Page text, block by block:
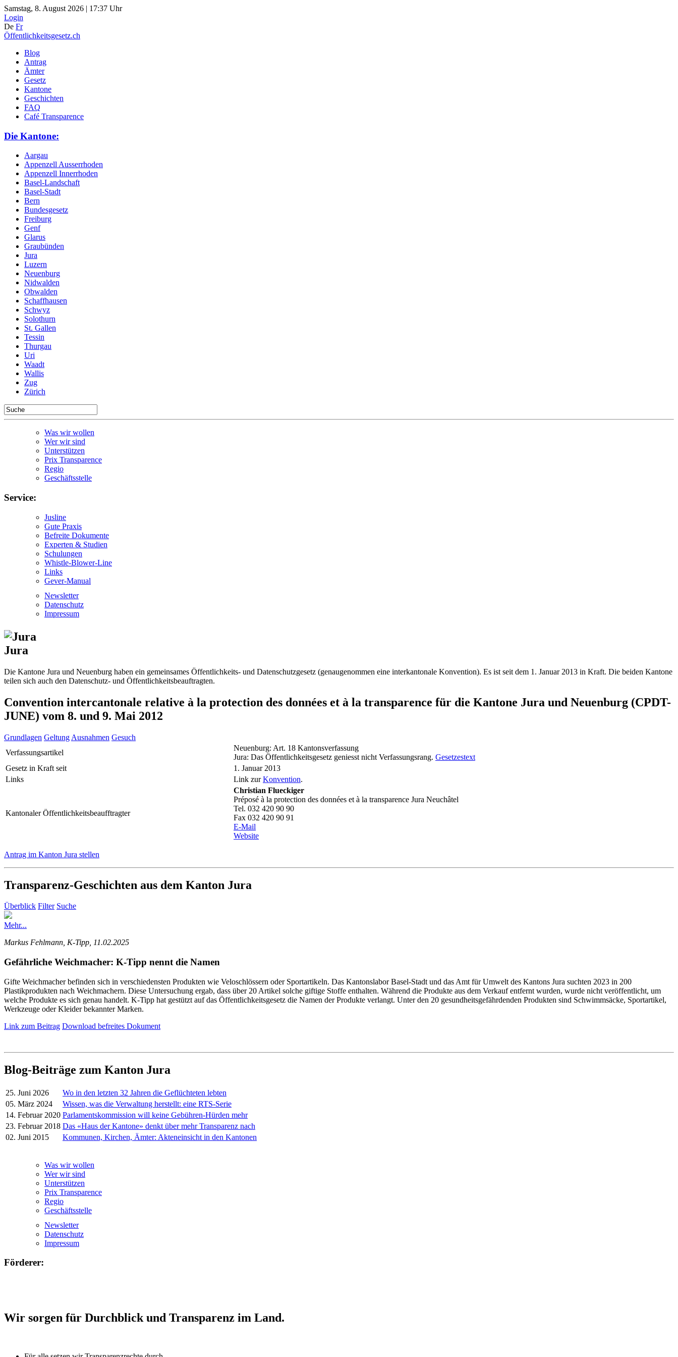
Samstag, 8. August 2026 | 17:37 Uhr
Login
De Fr
Öffentlichkeitsgesetz.ch
Blog
Antrag
Ämter
Gesetz
Kantone
Geschichten
FAQ
Café Transparence
Die Kantone:
Aargau
Appenzell Ausserrhoden
Appenzell Innerrhoden
Basel-Landschaft
Basel-Stadt
Bern
Bundesgesetz
Freiburg
Genf
Glarus
Graubünden
Jura
Luzern
Neuenburg
Nidwalden
Obwalden
Schaffhausen
Schwyz
Solothurn
St. Gallen
Tessin
Thurgau
Uri
Waadt
Wallis
Zug
Zürich
Was wir wollen
Wer wir sind
Unterstützen
Prix Transparence
Regio
Geschäftsstelle
Service:
Jusline
Gute Praxis
Befreite Dokumente
Experten & Studien
Schulungen
Whistle-Blower-Line
Links
Gever-Manual
Newsletter
Datenschutz
Impressum
Jura
Die Kantone Jura und Neuenburg haben ein gemeinsames Öffentlichkeits- und Datenschutzgesetz (genaugenommen eine interkantonale Konvention). Es ist seit dem 1. Januar 2013 in Kraft. Die beiden Kantone
teilen sich auch den Datenschutz- und Öffentlichkeitsbeauftragten.
Convention intercantonale relative à la protection des données et à la transparence für die Kantone Jura und Neuenburg (CPDT-
JUNE) vom 8. und 9. Mai 2012
Grundlagen Geltung Ausnahmen Gesuch
Verfassungsartikel
Neuenburg: Art. 18 Kantonsverfassung
Jura: Das Öffentlichkeitsgesetz geniesst nicht Verfassungsrang. Gesetzestext
Gesetz in Kraft seit
1. Januar 2013
Links
Link zurKonvention.
Kantonaler Öffentlichkeitsbeaufftragter
Christian Flueckiger
Préposé à la protection des données et à la transparence Jura Neuchâtel
Tel. 032 420 90 90
Fax 032 420 90 91
E-Mail
Website
Antrag im Kanton Jura stellen
Transparenz-Geschichten aus dem Kanton Jura
Überblick Filter Suche
Mehr...
Markus Fehlmann, K-Tipp, 11.02.2025
Gefährliche Weichmacher: K-Tipp nennt die Namen
Gifte Weichmacher befinden sich in verschiedensten Produkten wie Veloschlössern oder Sportartikeln. Das Kantonslabor Basel-Stadt und das Amt für Umwelt des Kantons Jura suchten 2023 in 200
Plastikprodukten nach Weichmachern. Diese Untersuchung ergab, dass über 20 Artikel solche giftige Stoffe enthalten. Während die Produkte aus dem Verkauf entfernt wurden, wurde nicht veröffentlicht, um
welche Produkte es sich genau handelt. K-Tipp hat gestützt auf das Öffentlichkeitsgesetz die Namen der Produkte verlangt. ­Unter den 20 gesundheits­ge­fähr­denden Produkten sind Schwimmsäcke, Sport­arti­kel,
Werkzeuge oder Kleider bekannter Marken.
Link zum Beitrag Download befreites Dokument
Blog-Beiträge zum Kanton Jura
25. Juni 2026
Wo in den letzten 32 Jahren die Geflüchteten lebten
05. März 2024
Wissen, was die Verwaltung herstellt: eine RTS-Serie
14. Februar 2020 Parlamentskommission will keine Gebühren-Hürden mehr
23. Februar 2018 Das «Haus der Kantone» denkt über mehr Transparenz nach
02. Juni 2015
Kommunen, Kirchen, Ämter: Akteneinsicht in den Kantonen
Was wir wollen
Wer wir sind
Unterstützen
Prix Transparence
Regio
Geschäftsstelle
Newsletter
Datenschutz
Impressum
Förderer:
Wir sorgen für Durchblick und Transparenz im Land.